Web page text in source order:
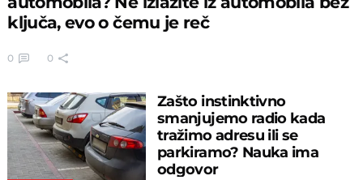
ključa, evo o čemu je reč
0 0
Zašto instinktivno
smanjujemo radio kada
tražimo adresu ili se
parkiramo? Nauka ima
odgovor